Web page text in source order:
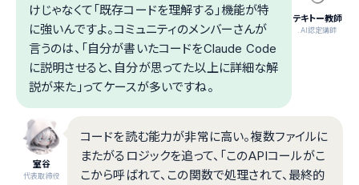
テキトー教師
.AI認定講師
けじゃなくて「既存コードを理解する」機能が特
に強いんですよ。コミュニティのメンバーさんが
言うのは、「自分が書いたコードをClaude Code
に説明させると、自分が思ってた以上に詳細な解
説が来た」ってケースが多いですね。
室谷
代表取締役
コードを読む能力が非常に高い。複数ファイルに
またがるロジックを追って、「このAPIコールがこ
こから呼ばれて、この関数で処理されて、最終的